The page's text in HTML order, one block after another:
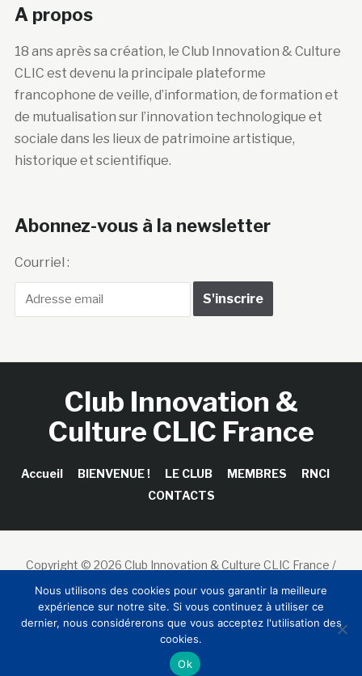
A propos
18 ans après sa création, le Club Innovation & Culture
CLIC est devenu la principale plateforme
francophone de veille, d’information, de formation et
de mutualisation sur l’innovation technologique et
sociale dans les lieux de patrimoine artistique,
historique et scientifique.
Abonnez-vous à la newsletter
Courriel :
Club Innovation &
Culture CLIC France
Accueil BIENVENUE ! LE CLUB MEMBRES
RNCI
CONTACTS
Copyright © 2026 Club Innovation & Culture CLIC France /
Sinapses Conseils
Nous utilisons des cookies pour vous garantir la meilleure
expérience sur notre site. Si vous continuez à utiliser ce
dernier, nous considérerons que vous acceptez l'utilisation des
cookies.
Ok